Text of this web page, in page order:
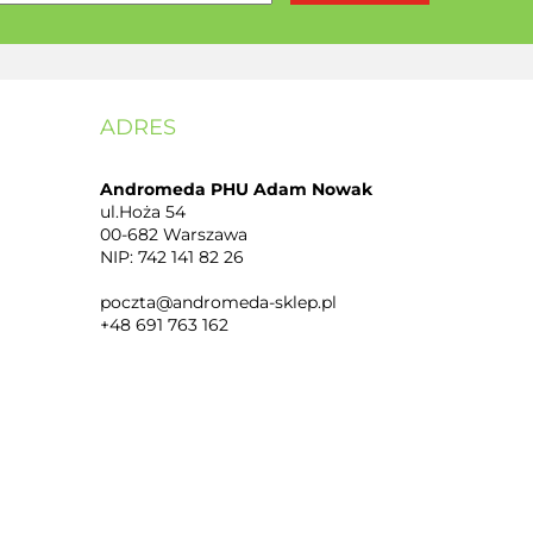
ADRES
Andromeda PHU Adam Nowak
ul.Hoża 54
00-682 Warszawa
NIP: 742 141 82 26
poczta@andromeda-sklep.pl
+48 691 763 162